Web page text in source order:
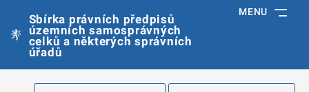
Sbírka právních předpisů
územních samosprávných
celků a některých správních
úřadů
MENU